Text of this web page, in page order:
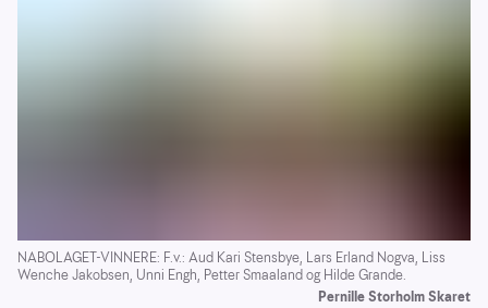
NABOLAGET-VINNERE: F.v.: Aud Kari Stensbye, Lars Erland Nogva, Liss
Wenche Jakobsen, Unni Engh, Petter Smaaland og Hilde Grande.
Pernille Storholm Skaret